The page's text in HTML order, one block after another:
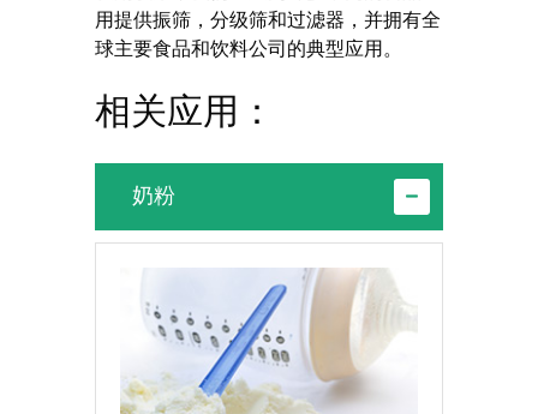
用提供振筛，分级筛和过滤器，并拥有全
球主要食品和饮料公司的典型应用。
相关应用：
奶粉